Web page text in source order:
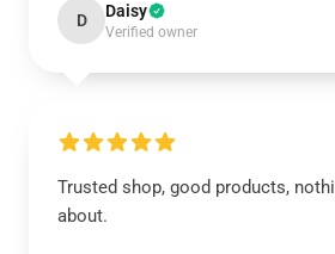
D Daisy
Verified owner
Trusted shop, good products,
about.